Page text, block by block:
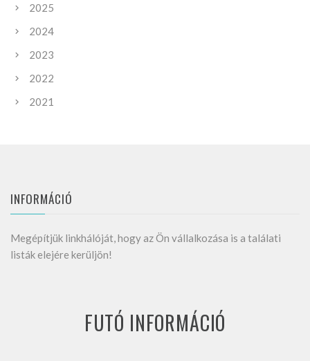
2025
2024
2023
2022
2021
INFORMÁCIÓ
Megépítjük linkhálóját, hogy az Ön vállalkozása is a találati
listák elejére kerüljön!
FUTÓ INFORMÁCIÓ